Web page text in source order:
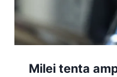
Milei tenta